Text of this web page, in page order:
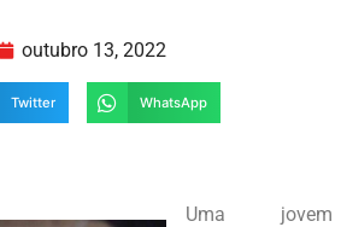
outubro 13, 2022
Twitter WhatsApp
Uma jovem